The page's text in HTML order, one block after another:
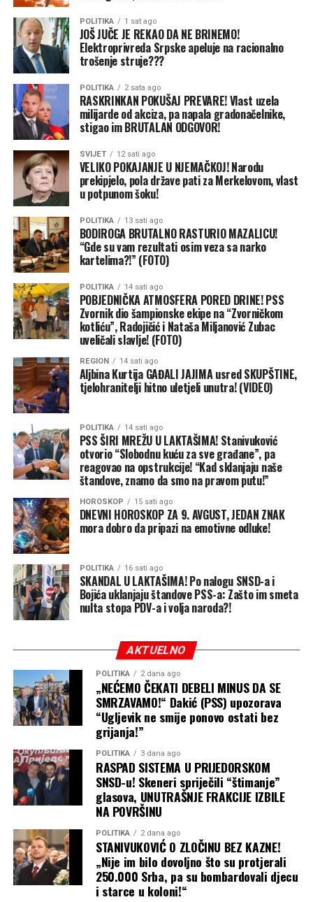
širom Evrope, nakon što je tokom masovnog upada
migranata u špansku enklavu Seutu prošle sedmice u
grad ušlo 72.000 ljudi.
POLITIKA 1 sat ago
JOŠ JUČE JE REKAO DA NE BRINEMO!
Elektroprivreda Srpske apeluje na racionalno
trošenje struje???
POLITIKA 2 sata ago
RASKRINKAN POKUŠAJ PREVARE! Vlast uzela
milijarde od akciza, pa napala gradonačelnike,
stigao im BRUTALAN ODGOVOR!
SVIJET 12 sati ago
VELIKO POKAJANJE U NJEMAČKOJ! Narodu
prekipjelo, pola države pati za Merkelovom, vlast
u potpunom šoku!
POLITIKA 13 sati ago
BODIROGA BRUTALNO RASTURIO MAZALICU!
“Gde su vam rezultati osim veza sa narko
kartelima?!” (FOTO)
POLITIKA 14 sati ago
POBJEDNIČKA ATMOSFERA PORED DRINE! PSS
Zvornik dio šampionske ekipe na “Zvorničkom
kotliću”, Radojičić i Nataša Miljanović Zubac
uveličali slavlje! (FOTO)
REGION 14 sati ago
Aljbina Kurtija GAĐALI JAJIMA usred SKUPŠTINE,
tjelohranitelji hitno uletjeli unutra! (VIDEO)
POLITIKA 14 sati ago
PSS ŠIRI MREŽU U LAKTAŠIMA! Stanivuković
otvorio “Slobodnu kuću za sve građane”, pa
reagovao na opstrukcije! “Kad sklanjaju naše
štandove, znamo da smo na pravom putu!”
HOROSKOP 15 sati ago
DNEVNI HOROSKOP ZA 9. AVGUST, JEDAN ZNAK
mora dobro da pripazi na emotivne odluke!
POLITIKA 16 sati ago
SKANDAL U LAKTAŠIMA! Po nalogu SNSD-a i
Bojića uklanjaju štandove PSS-a: Zašto im smeta
nulta stopa PDV-a i volja naroda?!
AKTUELNO
POLITIKA 2 dana ago
„NEĆEMO ČEKATI DEBELI MINUS DA SE
SMRZAVAMO!“ Dakić (PSS) upozorava
“Ugljevik ne smije ponovo ostati bez
grijanja!”
POLITIKA 3 dana ago
RASPAD SISTEMA U PRIJEDORSKOM
SNSD-u! Skeneri spriječili “štimanje”
glasova, UNUTRAŠNJE FRAKCIJE IZBILE
NA POVRŠINU
POLITIKA 2 dana ago
STANIVUKOVIĆ O ZLOČINU BEZ KAZNE!
„Nije im bilo dovoljno što su protjerali
250.000 Srba, pa su bombardovali djecu
i starce u koloni!“